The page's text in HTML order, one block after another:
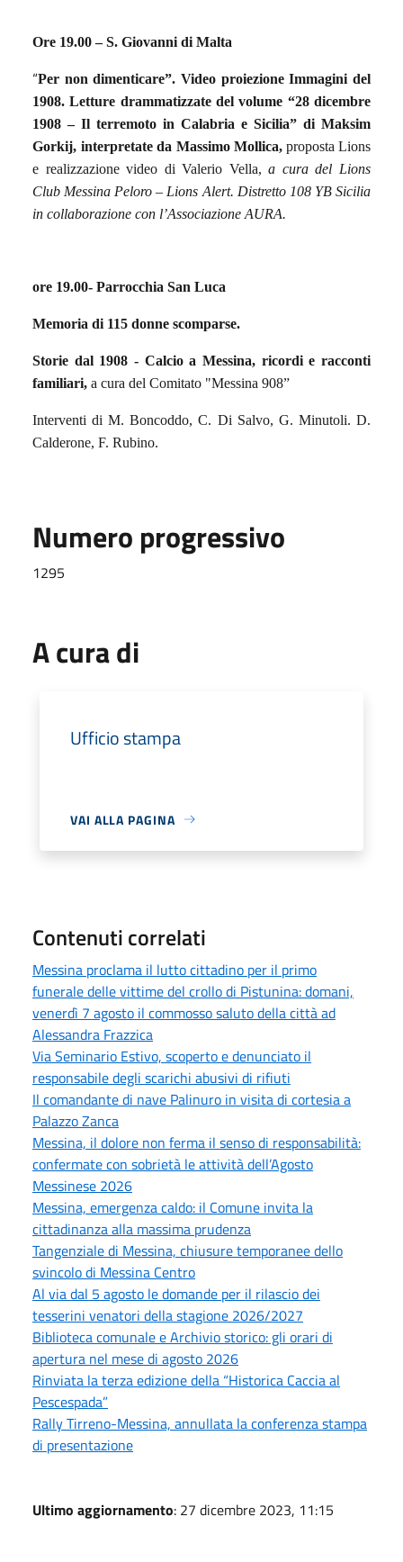
Ore 19.00 – S. Giovanni di Malta
“Per non dimenticare”. Video proiezione Immagini del
1908. Letture drammatizzate del volume “28 dicembre
1908 – Il terremoto in Calabria e Sicilia” di Maksim
Gorkij, interpretate da Massimo Mollica, proposta Lions
e realizzazione video di Valerio Vella,a cura del Lions
Club Messina Peloro – Lions Alert. Distretto 108 YB Sicilia
in collaborazione con l’Associazione AURA.
ore 19.00- Parrocchia San Luca
Memoria di 115 donne scomparse.
Storie dal 1908 - Calcio a Messina, ricordi e racconti
familiari, a cura del Comitato "Messina 908”
Interventi di M. Boncoddo, C. Di Salvo, G. Minutoli. D.
Calderone, F. Rubino.
Numero progressivo
1295
A cura di
Ufficio stampa
VAI ALLA PAGINA
Contenuti correlati
Messina proclama il lutto cittadino per il primo
funerale delle vittime del crollo di Pistunina: domani,
venerdì 7 agosto il commosso saluto della città ad
Alessandra Frazzica
Via Seminario Estivo, scoperto e denunciato il
responsabile degli scarichi abusivi di rifiuti
Il comandante di nave Palinuro in visita di cortesia a
Palazzo Zanca
Messina, il dolore non ferma il senso di responsabilità:
confermate con sobrietà le attività dell’Agosto
Messinese 2026
Messina, emergenza caldo: il Comune invita la
cittadinanza alla massima prudenza
Tangenziale di Messina, chiusure temporanee dello
svincolo di Messina Centro
Al via dal 5 agosto le domande per il rilascio dei
tesserini venatori della stagione 2026/2027
Biblioteca comunale e Archivio storico: gli orari di
apertura nel mese di agosto 2026
Rinviata la terza edizione della “Historica Caccia al
Pescespada”
Rally Tirreno-Messina, annullata la conferenza stampa
di presentazione
Ultimo aggiornamento: 27 dicembre 2023, 11:15